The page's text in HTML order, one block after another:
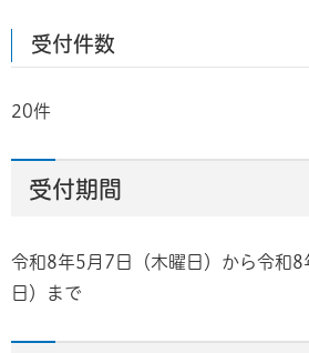
受付件数
20件
受付期間
令和8年5月7日（木曜日）から令和
日）まで